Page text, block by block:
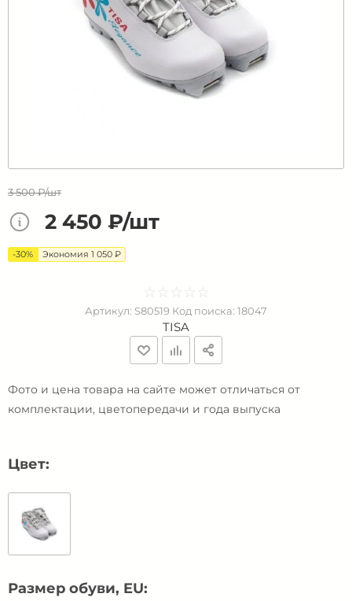
3 500 ₽/шт
2 450 ₽/шт
-30% Экономия 1 050 ₽
☆ ☆ ☆ ☆ ☆
★ ★ ★ ★ ★
Артикул: S80519 Код поиска: 18047
TISA
Фото и цена товара на сайте может отличаться от
комплектации, цветопередачи и года выпуска
Цвет:
Размер обуви, EU: